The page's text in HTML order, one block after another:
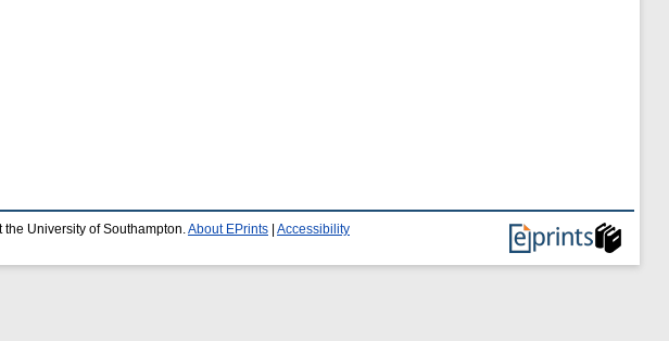
the University of Southampton.About EPrints Accessibility